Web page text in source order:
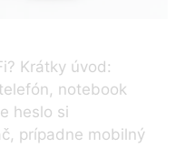
Krátky úvod:
notebook
heslo si
prípadne mobilný